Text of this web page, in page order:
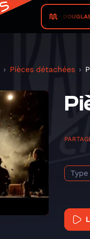
DREZON DOUGLAS
Pièces détachées
Type